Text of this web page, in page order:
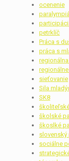
ocenenie
petrklíč
Práca s
práca s
sieťovanie
Sila
SK8
školské
škoslké
slovenský
sociálne